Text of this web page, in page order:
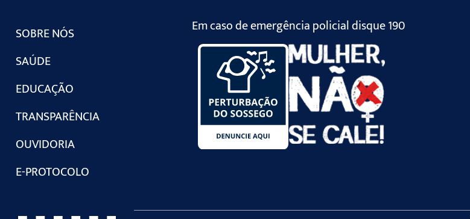
SOBRE NÓS
SAÚDE
EDUCAÇÃO
TRANSPARÊNCIA
OUVIDORIA
E-PROTOCOLO
Em caso de emergência policial disque 190